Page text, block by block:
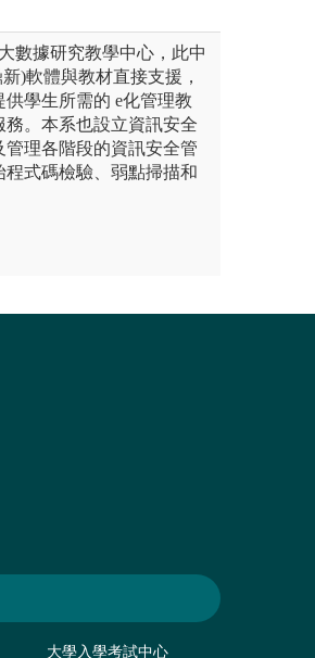
數據研究教學中心，此中
)軟體與教材直接支援，
學生所需的 e化管理教
。本系也設立資訊安全
理各階段的資訊安全管
式碼檢驗、弱點掃描和
大學入學考試中心